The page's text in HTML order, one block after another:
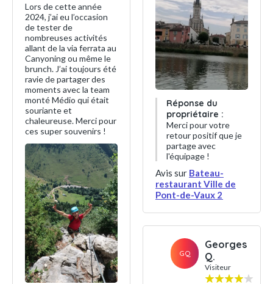
Lors de cette année
2024, j’ai eu l’occasion
de tester de
nombreuses activités
allant de la via ferrata au
Canyoning ou même le
brunch. J’ai toujours été
ravie de partager des
moments avec la team
monté Médio qui était
souriante et
chaleureuse. Merci pour
ces super souvenirs !
Réponse du
propriétaire :
Merci pour votre
retour positif que je
partage avec
l'équipage !
Avis sur Bateau-
restaurant Ville de
Pont-de-Vaux 2
GQ
Georges
Q.
Visiteur